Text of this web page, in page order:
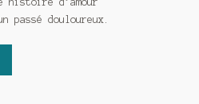
histoire d’amour
passé douloureux.